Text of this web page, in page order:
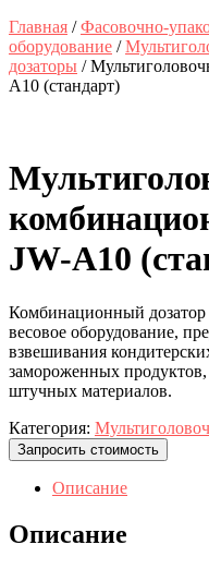
КНОПКА
ЗАКРЫТЬ
Главная /Фасовочно-
оборудование /
дозаторы /
A10 (стандарт)
JW-A10
Комбинационный
весовое оборудование,
взвешивания
замороженных
штучных материалов.
Категория:
Запросить стоимость
Описание
Описание